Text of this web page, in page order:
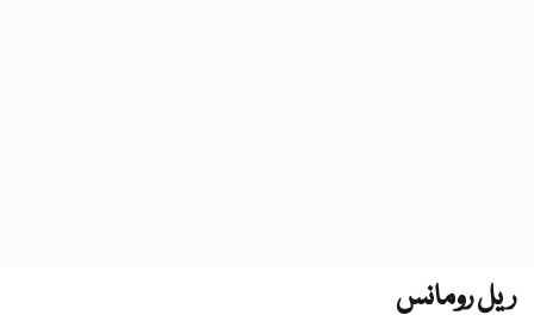
ریل رومانس